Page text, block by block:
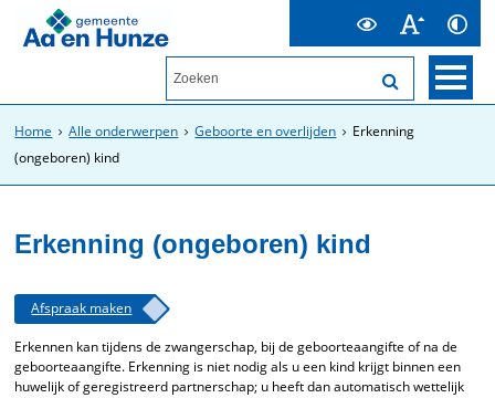
Home Alle onderwerpen Geboorte en overlijden
Erkenning
(ongeboren) kind
Erkenning (ongeboren) kind
Afspraak maken
Erkennen kan tijdens de zwangerschap, bij de geboorteaangifte of na de
geboorteaangifte. Erkenning is niet nodig als u een kind krijgt binnen een
huwelijk of geregistreerd partnerschap; u heeft dan automatisch wettelijk